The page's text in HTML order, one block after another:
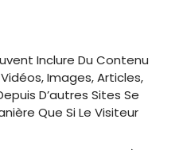
Inclure Du Contenu
Images, Articles,
D’autres Sites Se
Que Si Le Visiteur